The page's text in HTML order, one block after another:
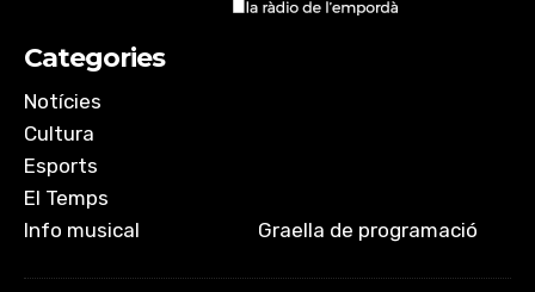
Categories
Notícies
Cultura
Esports
El Temps
Info musical
Graella de programació